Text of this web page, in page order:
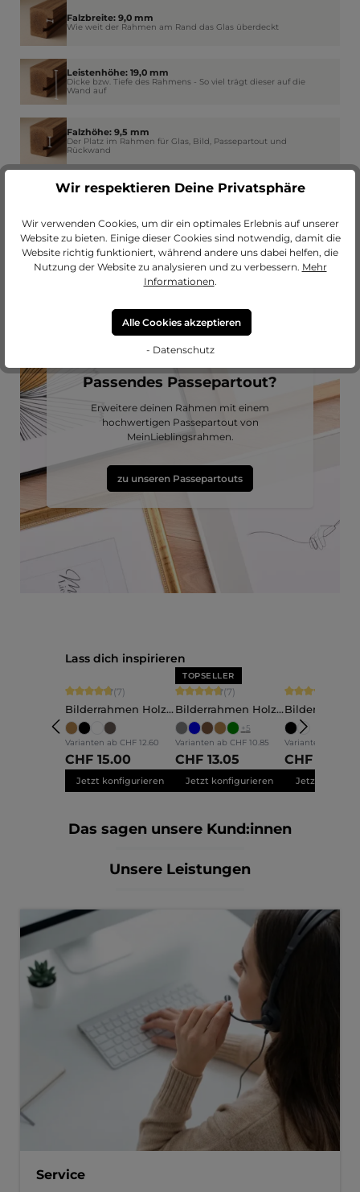
Falzbreite: 9,0 mm
Wie weit der Rahmen am Rand das Glas überdeckt
Leistenhöhe: 19,0 mm
Dicke bzw. Tiefe des Rahmens - So viel trägt dieser auf die
Wand auf
Falzhöhe: 9,5 mm
Der Platz im Rahmen für Glas, Bild, Passepartout und
Rückwand
Leistenbreite: 30,0 mm
Passendes Passepartout?
Erweitere deinen Rahmen mit einem
hochwertigen Passepartout von
MeinLieblingsrahmen.
zu unseren Passepartouts
Produktgalerie überspringen
Lass dich inspirieren
Durchschnittliche Bewertung von 4.86 von 5 Sternen
(7)
Bilderrahmen Holz
Elva
Varianten ab CHF 12.60
CHF 15.00
Jetzt konfigurieren
TOPSELLER
Durchschnittliche Bewertung von
(7)
Bilderrahmen Holz
Nele
+5
Varianten ab CHF 10.85
CHF 13.05
Jetzt konfigurieren
Mara
Varianten ab
CHF 14.00
Jetzt
Das sagen unsere Kund:innen
Unsere Leistungen
Service
Wir respektieren Deine Privatsphäre
Wir verwenden Cookies, um dir ein optimales Erlebnis auf unserer
Website zu bieten. Einige dieser Cookies sind notwendig, damit die
Website richtig funktioniert, während andere uns dabei helfen, die
Nutzung der Website zu analysieren und zu verbessern. Mehr
Informationen.
Alle Cookies akzeptieren
- Datenschutz